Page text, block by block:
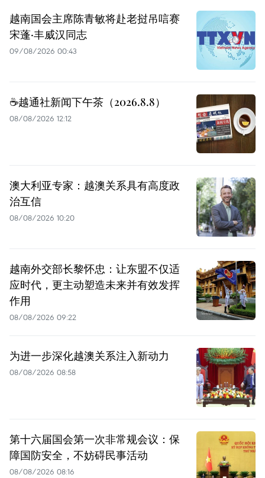
越南国会主席陈青敏将赴老挝吊唁赛
宋蓬·丰威汉同志
09/08/2026 00:43
☕️越通社新闻下午茶（2026.8.8）
08/08/2026 12:12
澳大利亚专家：越澳关系具有高度政
治互信
08/08/2026 10:20
越南外交部长黎怀忠：让东盟不仅适
应时代，更主动塑造未来并有效发挥
作用
08/08/2026 09:22
为进一步深化越澳关系注入新动力
08/08/2026 08:58
第十六届国会第一次非常规会议：保
障国防安全，不妨碍民事活动
08/08/2026 08:16